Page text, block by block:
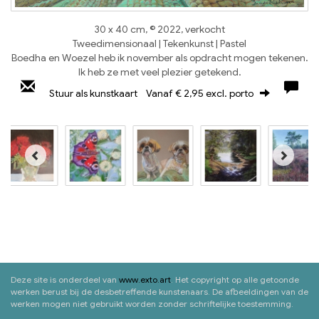
30 x 40 cm, © 2022, verkocht
Tweedimensionaal | Tekenkunst | Pastel
Boedha en Woezel heb ik november als opdracht mogen tekenen.
Ik heb ze met veel plezier getekend.
Stuur als kunstkaart Vanaf € 2,95 excl. porto
Deze site is onderdeel van www.exto.art. Het copyright op alle getoonde
werken berust bij de desbetreffende kunstenaars. De afbeeldingen van de
werken mogen niet gebruikt worden zonder schriftelijke toestemming.